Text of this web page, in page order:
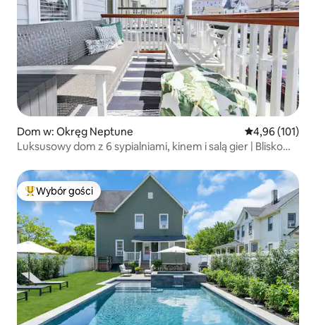
Dom w: Okręg Neptune Średnia
4,96 (101)
Luksusowy dom z 6 sypialniami, kinem i salą gier | Blisko
Najpopularniejsze z kategorii Wybór gości
Wybór gości